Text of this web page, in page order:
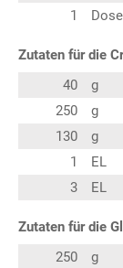
1
Dose
Zutaten für die
40
g
250
g
130
g
1
EL
3
EL
Zutaten für die
250
g